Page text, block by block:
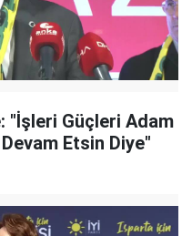
"İşleri Güçleri Adam
Etsin Diye"